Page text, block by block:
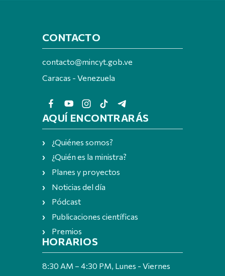
CONTACTO
contacto@mincyt.gob.ve
Caracas - Venezuela
AQUÍ ENCONTRARÁS
¿Quiénes somos?
¿Quién es la ministra?
Planes y proyectos
Noticias del día
Pódcast
Publicaciones científicas
Premios
HORARIOS
8:30 AM – 4:30 PM, Lunes - Viernes